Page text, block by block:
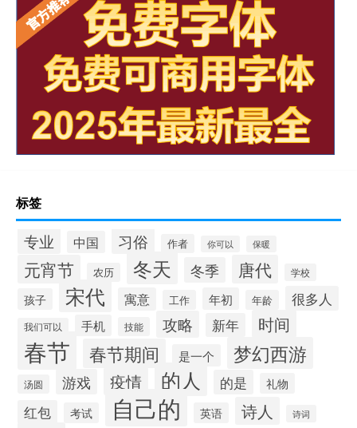
标签
专业 中国 习俗 作者 你可以 保暖
元宵节 农历 冬天 冬季 唐代 学校
孩子 宋代 寓意 工作 年初 年龄 很多人
我们可以 手机 技能 攻略 新年 时间
春节 春节期间 是一个 梦幻西游
汤圆 游戏 疫情 的人 的是 礼物
红包 考试 自己的 英语 诗人 诗词